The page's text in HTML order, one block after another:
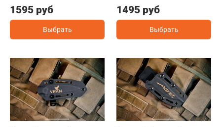
1595 руб
Выбрать
1495 руб
Выбрать